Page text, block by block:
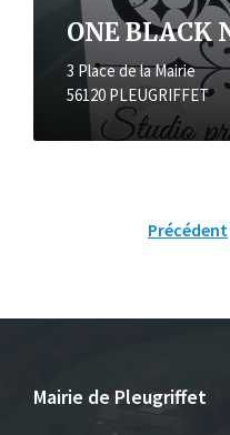
ONE BLACK
3 Place de la Mairie
56120 PLEUGRIFFET
Navigation
articles
Précédent
Mairie de Pleugriffet